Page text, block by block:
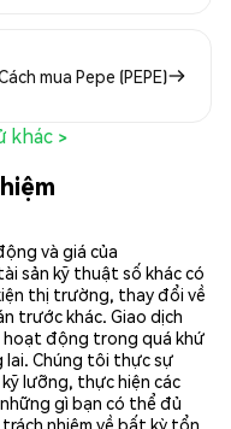
mua Pepe (PEPE)
khác >
và giá của
sản kỹ thuật số khác có
thị trường, thay đổi về
trước khác. Giao dịch
hoạt động trong quá khứ
Chúng tôi thực sự
lưỡng, thực hiện các
gì bạn có thể đủ
nhiệm về bất kỳ tổn